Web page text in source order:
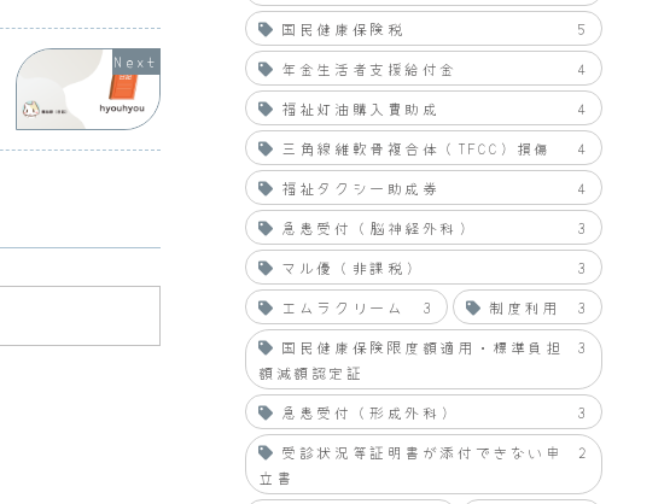
国民健康保険税
5
年金生活者支援給付金
4
福祉灯油購入費助成
4
三角線維軟骨複合体（TFCC）損傷
4
福祉タクシー助成券
4
急患受付（脳神経外科）
3
マル優（非課税）
3
エムラクリーム
3 制度利用
3
国民健康保険限度額適用・標準負担
額減額認定証
3
急患受付（形成外科）
3
受診状況等証明書が添付できない申
立書
2